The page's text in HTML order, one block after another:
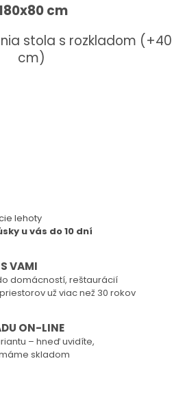
cm
stola s rozkladom (+40
cm)
lehoty
u vás do 10 dní
VAMI
domácností, reštaurácií
už viac než 30 rokov
ON-LINE
– hneď uvidíte,
skladom